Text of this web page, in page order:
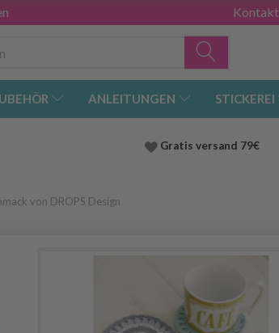
ANLEITUNGEN STICKEREI
Gratis versand 79€
von DROPS Design